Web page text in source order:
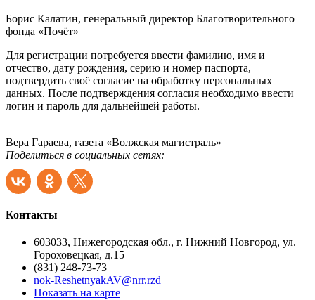
Борис Калатин, генеральный директор Благотворительного
фонда «Почёт»
Для регистрации потребуется ввести фамилию, имя и
отчество, дату рождения, серию и номер паспорта,
подтвердить своё согласие на обработку персональных
данных. После подтверждения согласия необходимо ввести
логин и пароль для дальнейшей работы.
Вера Гараева, газета «Волжская магистраль»
Поделиться в социальных сетях:
Контакты
603033, Нижегородская обл., г. Нижний Новгород, ул.
Гороховецкая, д.15
(831) 248-73-73
nok-ReshetnyakAV@nrr.rzd
Показать на карте